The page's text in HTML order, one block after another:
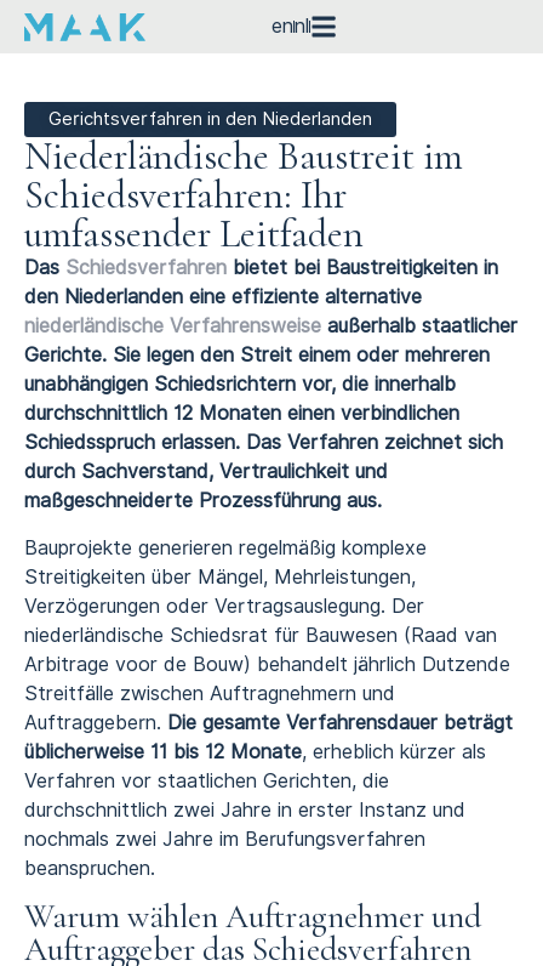
ennl
Gerichtsverfahren in den Niederlanden
Niederländische Baustreit im
Schiedsverfahren: Ihr
umfassender Leitfaden
Das Schiedsverfahren bietet bei Baustreitigkeiten in
den Niederlanden eine effiziente alternative
niederländische Verfahrensweise außerhalb staatlicher
Gerichte. Sie legen den Streit einem oder mehreren
unabhängigen Schiedsrichtern vor, die innerhalb
durchschnittlich 12 Monaten einen verbindlichen
Schiedsspruch erlassen. Das Verfahren zeichnet sich
durch Sachverstand, Vertraulichkeit und
maßgeschneiderte Prozessführung aus.
Bauprojekte generieren regelmäßig komplexe
Streitigkeiten über Mängel, Mehrleistungen,
Verzögerungen oder Vertragsauslegung. Der
niederländische Schiedsrat für Bauwesen (Raad van
Arbitrage voor de Bouw) behandelt jährlich Dutzende
Streitfälle zwischen Auftragnehmern und
Auftraggebern. Die gesamte Verfahrensdauer beträgt
üblicherweise 11 bis 12 Monate, erheblich kürzer als
Verfahren vor staatlichen Gerichten, die
durchschnittlich zwei Jahre in erster Instanz und
nochmals zwei Jahre im Berufungsverfahren
beanspruchen.
Warum wählen Auftragnehmer und
Auftraggeber das Schiedsverfahren